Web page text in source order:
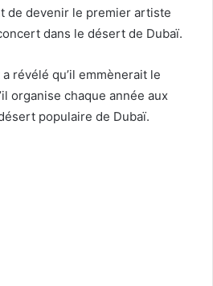
de devenir le premier artiste
dans le désert de Dubaï.
révélé qu’il emmènerait le
organise chaque année aux
populaire de Dubaï.